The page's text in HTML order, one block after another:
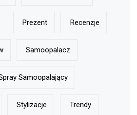
Prezent Recenzje
Samoopalacz
Samoopalający
Stylizacje Trendy